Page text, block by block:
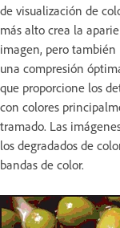
de visualización de
más alto crea la
imagen, pero
una compresión
que proporcione los
con colores
tramado. Las
los degradados de
bandas de color.